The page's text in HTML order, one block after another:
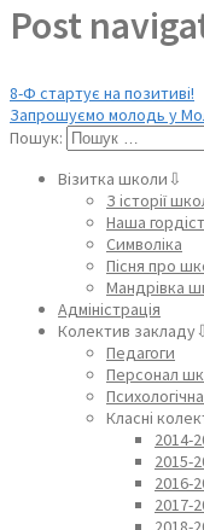
Post
8-Ф стартує на позитиві!
Запрошуємо молодь у
Пошук:
Візитка школи⇩
З історії
Наша
Символіка
Пісня про
Мандрівка
Адміністрація
Колектив
Педагоги
Персонал
Класні
2014-
2015-
2016-
2017-